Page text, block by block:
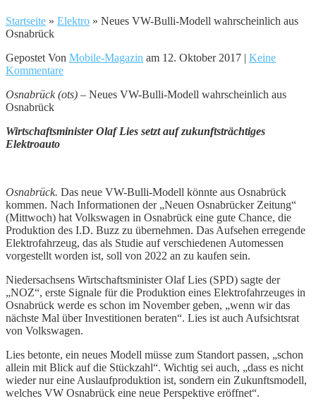
Startseite » Elektro » Neues VW-Bulli-Modell wahrscheinlich aus
Osnabrück
Gepostet Von Mobile-Magazin am 12. Oktober 2017 | Keine
Kommentare
Osnabrück (ots) – Neues VW-Bulli-Modell wahrscheinlich aus
Osnabrück
Wirtschaftsminister Olaf Lies setzt auf zukunftsträchtiges
Elektroauto
Osnabrück. Das neue VW-Bulli-Modell könnte aus Osnabrück
kommen. Nach Informationen der „Neuen Osnabrücker Zeitung“
(Mittwoch) hat Volkswagen in Osnabrück eine gute Chance, die
Produktion des I.D. Buzz zu übernehmen. Das Aufsehen erregende
Elektrofahrzeug, das als Studie auf verschiedenen Automessen
vorgestellt worden ist, soll von 2022 an zu kaufen sein.
Niedersachsens Wirtschaftsminister Olaf Lies (SPD) sagte der
„NOZ“, erste Signale für die Produktion eines Elektrofahrzeuges in
Osnabrück werde es schon im November geben, „wenn wir das
nächste Mal über Investitionen beraten“. Lies ist auch Aufsichtsrat
von Volkswagen.
Lies betonte, ein neues Modell müsse zum Standort passen, „schon
allein mit Blick auf die Stückzahl“. Wichtig sei auch, „dass es nicht
wieder nur eine Auslaufproduktion ist, sondern ein Zukunftsmodell,
welches VW Osnabrück eine neue Perspektive eröffnet“.